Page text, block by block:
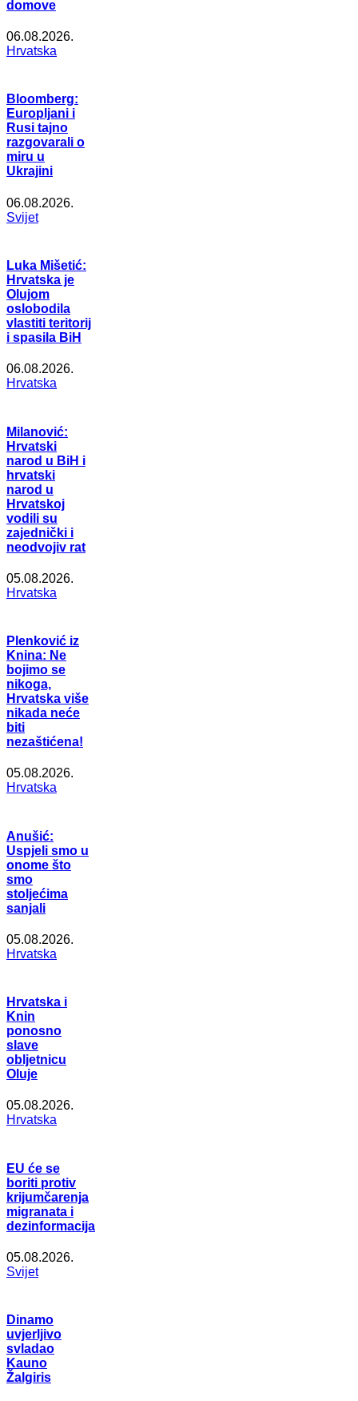
domove
06.08.2026.
Hrvatska
Bloomberg:
Europljani i
Rusi tajno
razgovarali o
miru u
Ukrajini
06.08.2026.
Svijet
Luka Mišetić:
Hrvatska je
Olujom
oslobodila
vlastiti teritorij
i spasila BiH
06.08.2026.
Hrvatska
Milanović:
Hrvatski
narod u BiH i
hrvatski
narod u
Hrvatskoj
vodili su
zajednički i
neodvojiv rat
05.08.2026.
Hrvatska
Plenković iz
Knina: Ne
bojimo se
nikoga,
Hrvatska više
nikada neće
biti
nezaštićena!
05.08.2026.
Hrvatska
Anušić:
Uspjeli smo u
onome što
smo
stoljećima
sanjali
05.08.2026.
Hrvatska
Hrvatska i
Knin
ponosno
slave
obljetnicu
Oluje
05.08.2026.
Hrvatska
EU će se
boriti protiv
krijumčarenja
migranata i
dezinformacija
05.08.2026.
Svijet
Dinamo
uvjerljivo
svladao
Kauno
Žalgiris